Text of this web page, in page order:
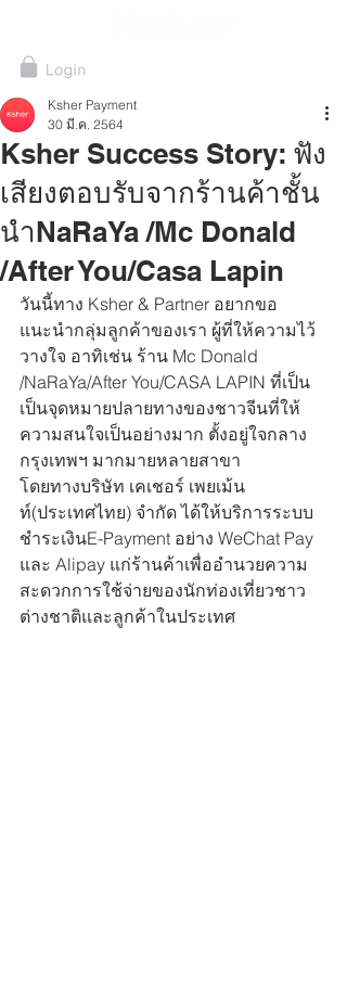
Ksher Success Story: ฟัง
เสียงตอบรับจากร้านค้าชั้น
นำNaRaYa /Mc Donald
/After You/Casa Lapin
Ksher Payment
30 มี.ค. 2564
วันนี้ทาง Ksher & Partner อยากขอ
แนะนำกลุ่มลูกค้าของเรา ผู้ที่ให้ความไว้
วางใจ อาทิเช่น ร้าน Mc Donald
/NaRaYa/After You/CASA LAPIN ที่เป็น
เป็นจุดหมายปลายทางของชาวจีนที่ให้
ความสนใจเป็นอย่างมาก ตั้งอยู่ใจกลาง
กรุงเทพฯ มากมายหลายสาขา
โดยทางบริษัท เคเชอร์ เพยเม้น
ท์(ประเทศไทย) จำกัด ได้ให้บริการระบบ
ชำระเงินE-Payment อย่าง WeChat Pay
และ Alipay แก่ร้านค้าเพื่ออำนวยความ
สะดวกการใช้จ่ายของนักท่องเที่ยวชาว
ต่างชาติและลูกค้าในประเทศ